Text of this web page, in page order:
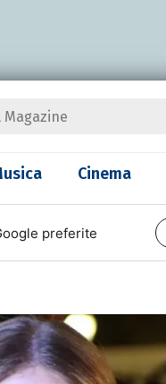
Cinema
preferite